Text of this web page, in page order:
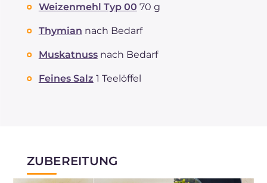
Weizenmehl Typ 00 70 g
Thymian nach Bedarf
Muskatnuss nach Bedarf
Feines Salz 1 Teelöffel
ZUBEREITUNG